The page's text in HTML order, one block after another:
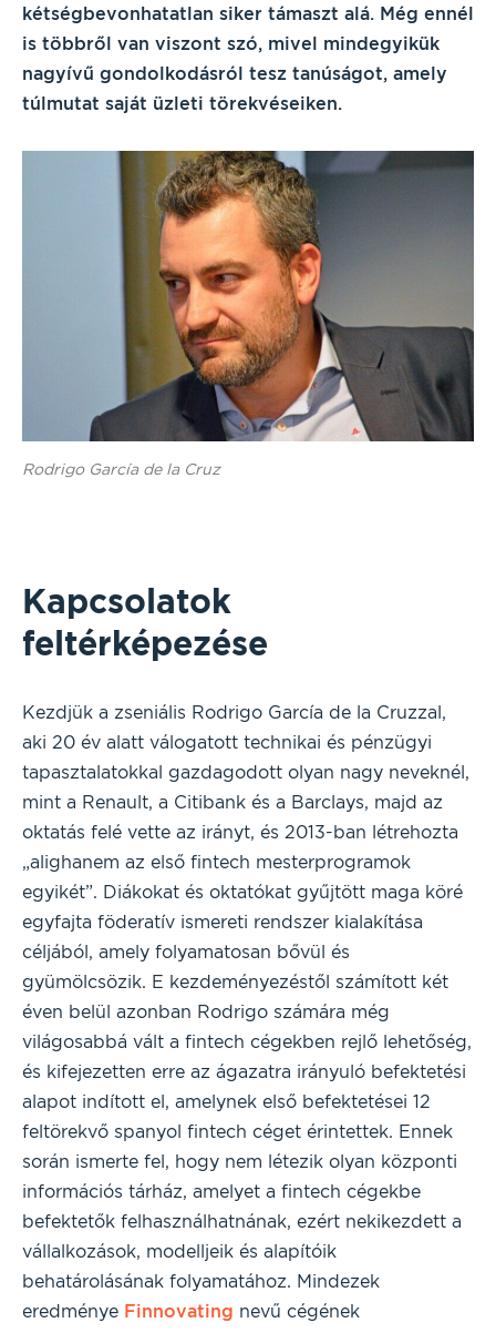
kétségbevonhatatlan siker támaszt alá. Még ennél
is többről van viszont szó, mivel mindegyikük
nagyívű gondolkodásról tesz tanúságot, amely
túlmutat saját üzleti törekvéseiken.
Rodrigo García de la Cruz
Kapcsolatok
feltérképezése
Kezdjük a zseniális Rodrigo García de la Cruzzal,
aki 20 év alatt válogatott technikai és pénzügyi
tapasztalatokkal gazdagodott olyan nagy neveknél,
mint a Renault, a Citibank és a Barclays, majd az
oktatás felé vette az irányt, és 2013-ban létrehozta
„alighanem az első fintech mesterprogramok
egyikét”. Diákokat és oktatókat gyűjtött maga köré
egyfajta föderatív ismereti rendszer kialakítása
céljából, amely folyamatosan bővül és
gyümölcsözik. E kezdeményezéstől számított két
éven belül azonban Rodrigo számára még
világosabbá vált a fintech cégekben rejlő lehetőség,
és kifejezetten erre az ágazatra irányuló befektetési
alapot indított el, amelynek első befektetései 12
feltörekvő spanyol fintech céget érintettek. Ennek
során ismerte fel, hogy nem létezik olyan központi
információs tárház, amelyet a fintech cégekbe
befektetők felhasználhatnának, ezért nekikezdett a
vállalkozások, modelljeik és alapítóik
behatárolásának folyamatához. Mindezek
eredménye Finnovating nevű cégének